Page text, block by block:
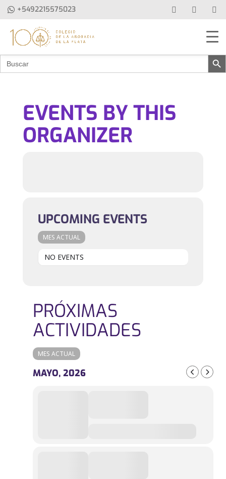
+5492215575023
Buscar: Botón de
EVENTS BY THIS
ORGANIZER
UPCOMING EVENTS
MES ACTUAL
NO EVENTS
PRÓXIMAS
ACTIVIDADES
MES ACTUAL
MAYO, 2026